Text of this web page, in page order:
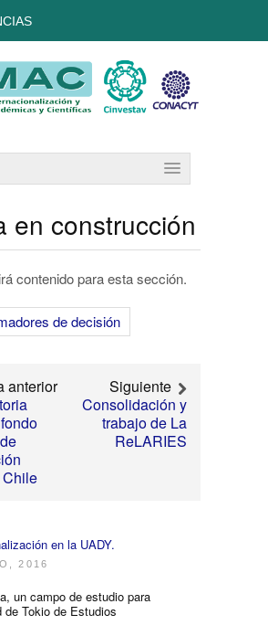
en construcción
contenido para esta sección.
de decisión
anterior
Chile
Siguiente
Consolidación y
trabajo de La
ReLARIES
en la UADY.
2016
un campo de estudio para
de Tokio de Estudios